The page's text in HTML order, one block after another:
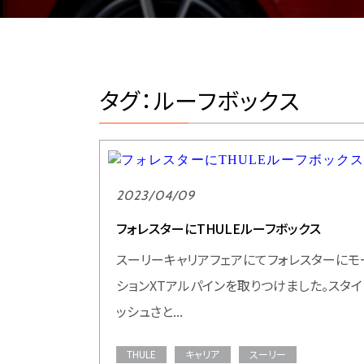
タグ：ルーフボックス
2023/04/09
フォレスターにTHULEルーフボックス
スーリーキャリアフェアにてフォレスターに
ションXTアルパインを取りつけました。スタ
ッシュさと...
THULE キャリア スーリー